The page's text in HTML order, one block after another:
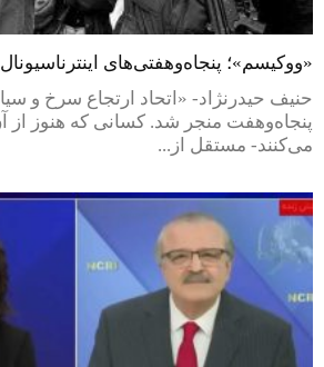
«ووکیسم»؛ پنجاه‌وهفتی‌های اینترناسیونال
حنیف حیدرنژاد- «اتحاد ارتجاع سرخ و
پنجاه‌وهفت منجر شد. کسانی که هنوز از
می‌کنند- مستقل از...